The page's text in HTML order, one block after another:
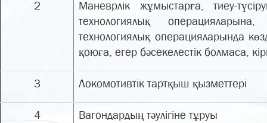
2
Маневрлік жұмыстарға, тиеу-
технологиялық
технологиялық операцияларында
қоюға, егер бәсекелестік болмаса,
3 Локомотивтік тартқыш қызметтері
4 Вагондардың тәулігіне тұруы